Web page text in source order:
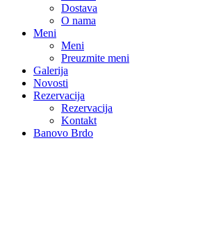
Dostava
O nama
Meni
Meni
Preuzmite meni
Galerija
Novosti
Rezervacija
Rezervacija
Kontakt
Banovo Brdo